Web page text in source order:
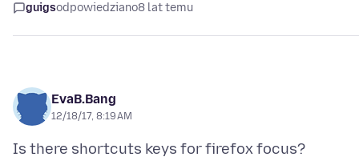
guigsodpowiedziano8 lat temu
EvaB.Bang
12/18/17, 8:19 AM
Is there shortcuts keys for firefox focus?